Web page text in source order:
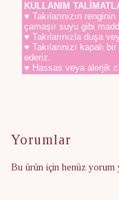
KULLANIM
♥ Takılarınızın
çamaşır suyu gibi
♥ Takılarınızla duşa
♥ Takılarınızı kapalı
ederiz.
♥ Hassas veya alerjik
Yorumlar
Bu ürün için henüz yorum